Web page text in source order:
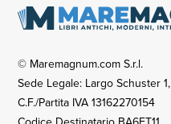
© Maremagnum.com S.r.l.
Sede Legale: Largo Schuster
C.F./Partita IVA 13162270154